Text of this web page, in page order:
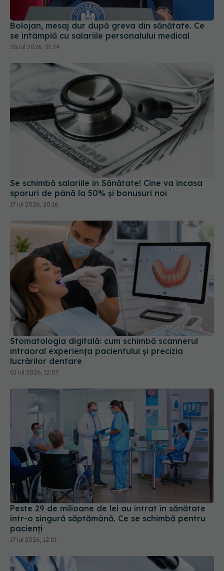
28 iul 2026, 21:24
Se schimbă salariile în Sănătate! Cine va încasa
sporuri de până la 50% și bonusuri noi
Stomatologia digitală: cum schimbă scannerul
intraoral experiența pacientului și precizia
lucrărilor dentare
01 iul 2026, 12:07
Peste 29 de milioane de lei au intrat în sănătate
într-o singură săptămână. Ce se schimbă pentru
pacienți
17 iul 2026, 12:01